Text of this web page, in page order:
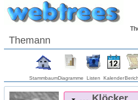
Themann
StammbaumDiagramme Listen Kalender